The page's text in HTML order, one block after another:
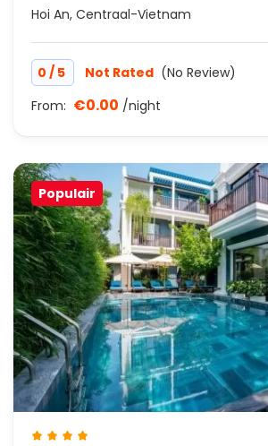
Hoi An, Centraal-Vietnam
0 / 5 Not Rated (No Review)
From: €0.00 /night
Populair